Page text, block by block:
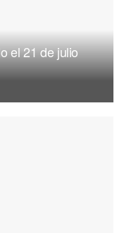
el 21 de julio